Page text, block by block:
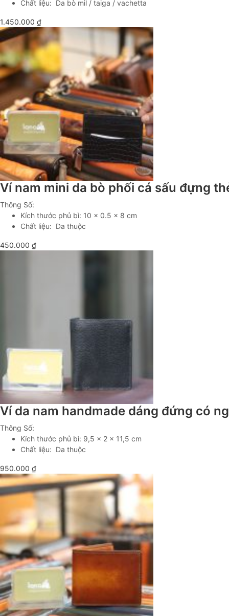
Chất liệu: Da bò mil / taiga / vachetta
1.450.000 ₫
Ví nam mini da bò phối cá sấu đựng
Thông Số:
Kích thước phủ bì: 10 x 0.5 x 8 cm
Chất liệu: Da thuộc
450.000 ₫
Ví da nam handmade dáng đứng có
Thông Số:
Kích thước phủ bì: 9,5 x 2 x 11,5 cm
Chất liệu: Da thuộc
950.000 ₫